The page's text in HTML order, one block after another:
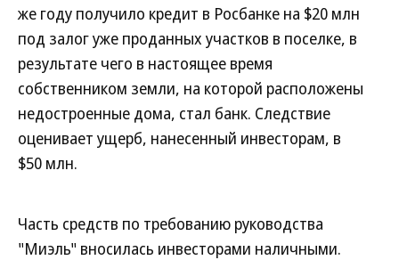
же году получило кредит в Росбанке на $20 млн
под залог уже проданных участков в поселке, в
результате чего в настоящее время
собственником земли, на которой расположены
недостроенные дома, стал банк. Следствие
оценивает ущерб, нанесенный инвесторам, в
$50 млн.
Часть средств по требованию руководства
"Миэль" вносилась инвесторами наличными.